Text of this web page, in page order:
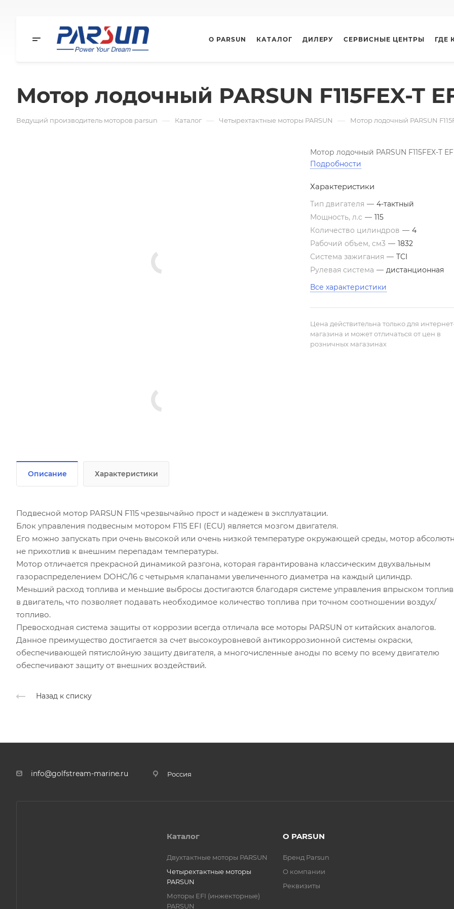
О PARSUN КАТАЛОГ ДИЛЕРУ СЕРВИСНЫЕ ЦЕНТРЫ ГДЕ
Мотор лодочный PARSUN F115FEX-T
Ведущий производитель моторов parsun — Каталог — Четырехтактные моторы PARSUN — Мотор лодочный PARSUN
Мотор лодочный PARSUN F115FEX-T
Подробности
Характеристики
Тип двигателя — 4-тактный
Мощность, л.с — 115
Количество цилиндров — 4
Рабочий объем, см3 — 1832
Система зажигания — TCI
Рулевая система — дистанционная
Все характеристики
Цена действительна только для
магазина и может отличаться от цен в
розничных магазинах
Описание Характеристики
Подвесной мотор PARSUN F115 чрезвычайно прост и надежен в эксплуатации.
Блок управления подвесным мотором F115 EFI (ECU) является мозгом двигателя.
Его можно запускать при очень высокой или очень низкой температуре окружающей среды, мотор
не прихотлив к внешним перепадам температуры.
Мотор отличается прекрасной динамикой разгона, которая гарантирована классическим двухвальным
газораспределением DOHC/16 с четырьмя клапанами увеличенного диаметра на каждый цилиндр.
Меньший расход топлива и меньшие выбросы достигаются благодаря системе управления впрыском
в двигатель, что позволяет подавать необходимое количество топлива при точном соотношении воздух/
топливо.
Превосходная система защиты от коррозии всегда отличала все моторы PARSUN от китайских аналогов.
Данное преимущество достигается за счет высокоуровневой антикоррозионной системы окраски,
обеспечивающей пятислойную защиту двигателя, а многочисленные аноды по всему по всему двигателю
обеспечивают защиту от внешних воздействий.
Назад к списку
info@golfstream-marine.ru Россия
Каталог
Двухтактные моторы PARSUN
Четырехтактные моторы
PARSUN
Моторы EFI (инжекторные)
PARSUN
О PARSUN
Бренд Parsun
О компании
Реквизиты